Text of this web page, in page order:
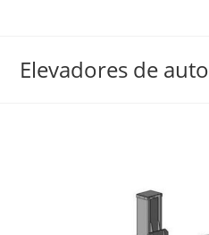
Elevadores de auto